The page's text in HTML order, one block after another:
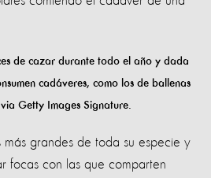
de cazar durante todo el año y dada
cadáveres, como los de ballenas
Getty Images Signature.
más grandes de toda su especie y
focas con las que comparten